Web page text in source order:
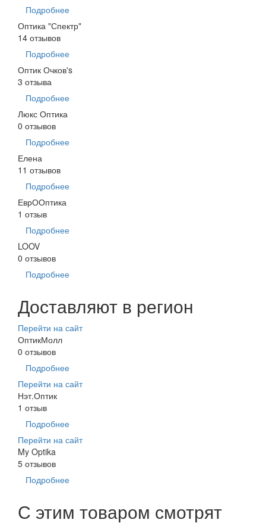
Подробнее
Оптика "Спектр"
14 отзывов
Подробнее
Оптик Очков's
3 отзыва
Подробнее
Люкс Оптика
0 отзывов
Подробнее
Елена
11 отзывов
Подробнее
ЕврООптика
1 отзыв
Подробнее
LOOV
0 отзывов
Подробнее
Доставляют в регион
Перейти на сайт
ОптикМолл
0 отзывов
Подробнее
Перейти на сайт
Нэт.Оптик
1 отзыв
Подробнее
Перейти на сайт
My Optika
5 отзывов
Подробнее
С этим товаром смотрят